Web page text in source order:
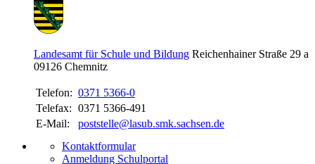
Landesamt für Schule und Bildung Reichenhainer Straße 29 a
09126 Chemnitz
Telefon: 0371 5366-0
Telefax: 0371 5366-491
E-Mail:
poststelle@lasub.smk.sachsen.de
Kontaktformular
Anmeldung Schulportal